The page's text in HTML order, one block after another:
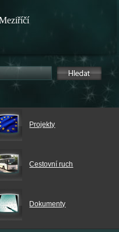
Projekty
Cestovní ruch
Dokumenty